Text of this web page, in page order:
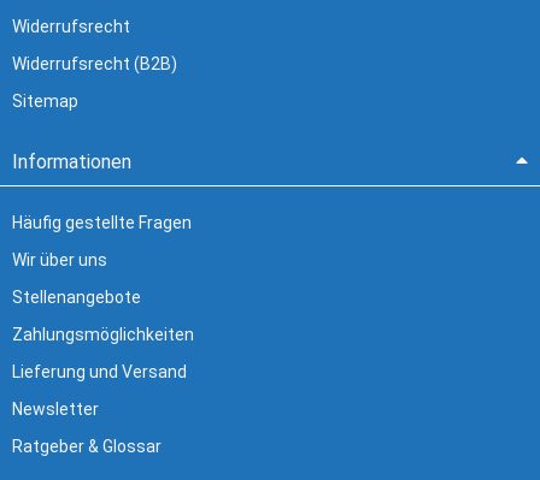
Widerrufsrecht
Widerrufsrecht (B2B)
Sitemap
Informationen
Häufig gestellte Fragen
Wir über uns
Stellenangebote
Zahlungsmöglichkeiten
Lieferung und Versand
Newsletter
Ratgeber & Glossar